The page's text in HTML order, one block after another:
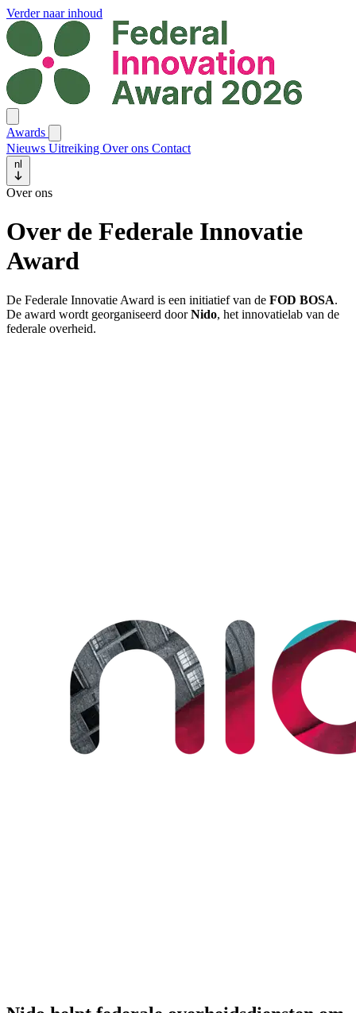
Verder naar inhoud
Awards
Nieuws Uitreiking Over ons Contact
nl
Over ons
Over de Federale Innovatie
Award
De Federale Innovatie Award is een initiatief van de FOD BOSA.
De award wordt georganiseerd doorNido, het innovatielab van de
federale overheid.